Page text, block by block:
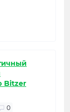
Bitzer
0